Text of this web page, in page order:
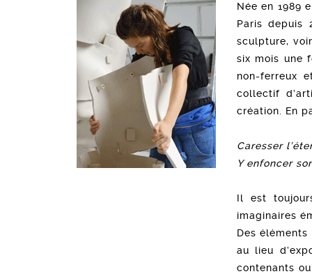
Née en 1989
Paris depuis
sculpture,
six mois une
non-ferreux
collectif
création. En
Caresser
Y enfoncer
Il est
imaginaires
Des
au lieu
contenants